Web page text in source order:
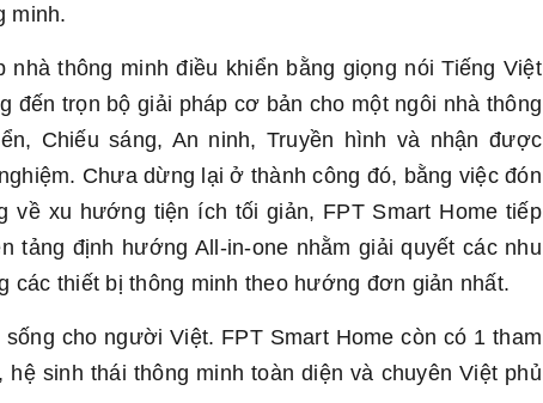
minh.
thông minh điều khiển bằng giọng nói Tiếng Việt
đến trọn bộ giải pháp cơ bản cho một ngôi nhà thông
Chiếu sáng, An ninh, Truyền hình và nhận được
Chưa dừng lại ở thành công đó, bằng việc đón
xu hướng tiện ích tối giản, FPT Smart Home tiếp
tảng định hướng All-in-one nhằm giải quyết các nhu
thiết bị thông minh theo hướng đơn giản nhất.
cho người Việt. FPT Smart Home còn có 1 tham
sinh thái thông minh toàn diện và chuyên Việt phủ